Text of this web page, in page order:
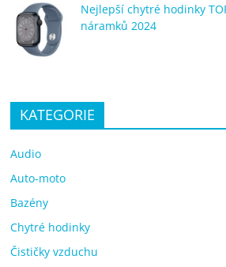
Nejlepší chytré hodinky
náramků 2024
KATEGORIE
Audio
Auto-moto
Bazény
Chytré hodinky
Čističky vzduchu